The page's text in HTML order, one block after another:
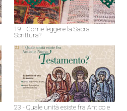
19 - Come leggere la Sacra
Scrittura?
23 - Quale unità esiste fra Antico e